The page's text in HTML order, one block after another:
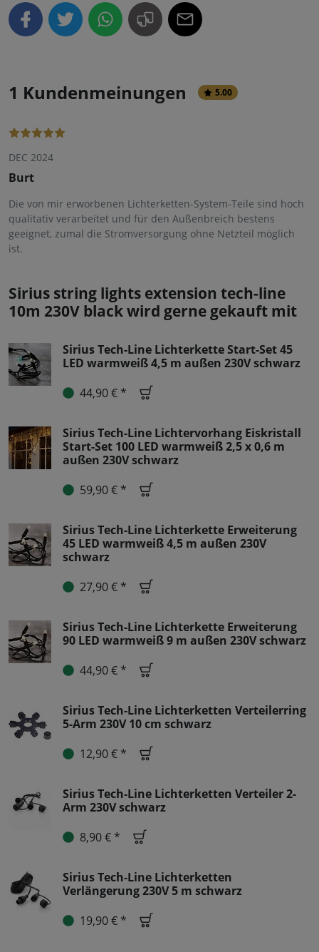
1 Kundenmeinungen 5.00
DEC 2024
Burt
Die von mir erworbenen Lichterketten-System-Teile sind hoch
qualitativ verarbeitet und für den Außenbreich bestens
geeignet, zumal die Stromversorgung ohne Netzteil möglich
ist.
Sirius string lights extension tech-line
10m 230V black wird gerne gekauft mit
Sirius Tech-Line Lichterkette Start-Set 45
LED warmweiß 4,5 m außen 230V schwarz
44,90 € *
Sirius Tech-Line Lichtervorhang Eiskristall
Start-Set 100 LED warmweiß 2,5 x 0,6 m
außen 230V schwarz
59,90 € *
Sirius Tech-Line Lichterkette Erweiterung
45 LED warmweiß 4,5 m außen 230V
schwarz
27,90 € *
Sirius Tech-Line Lichterkette Erweiterung
90 LED warmweiß 9 m außen 230V schwarz
44,90 € *
Sirius Tech-Line Lichterketten Verteilerring
5-Arm 230V 10 cm schwarz
12,90 € *
Sirius Tech-Line Lichterketten Verteiler 2-
Arm 230V schwarz
8,90 € *
Sirius Tech-Line Lichterketten
Verlängerung 230V 5 m schwarz
19,90 € *